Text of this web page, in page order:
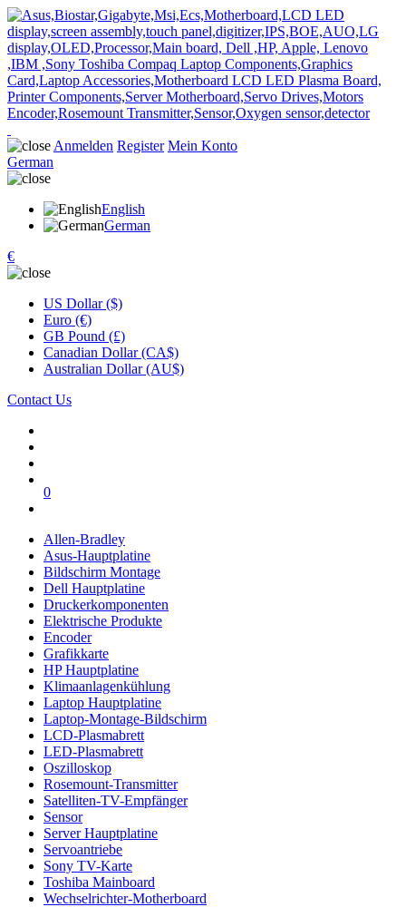
Anmelden Register Mein Konto
German
English
German
€
US Dollar ($)
Euro (€)
GB Pound (£)
Canadian Dollar (CA$)
Australian Dollar (AU$)
Contact Us
0
Allen-Bradley
Asus-Hauptplatine
Bildschirm Montage
Dell Hauptplatine
Druckerkomponenten
Elektrische Produkte
Encoder
Grafikkarte
HP Hauptplatine
Klimaanlagenkühlung
Laptop Hauptplatine
Laptop-Montage-Bildschirm
LCD-Plasmabrett
LED-Plasmabrett
Oszilloskop
Rosemount-Transmitter
Satelliten-TV-Empfänger
Sensor
Server Hauptplatine
Servoantriebe
Sony TV-Karte
Toshiba Mainboard
Wechselrichter-Motherboard